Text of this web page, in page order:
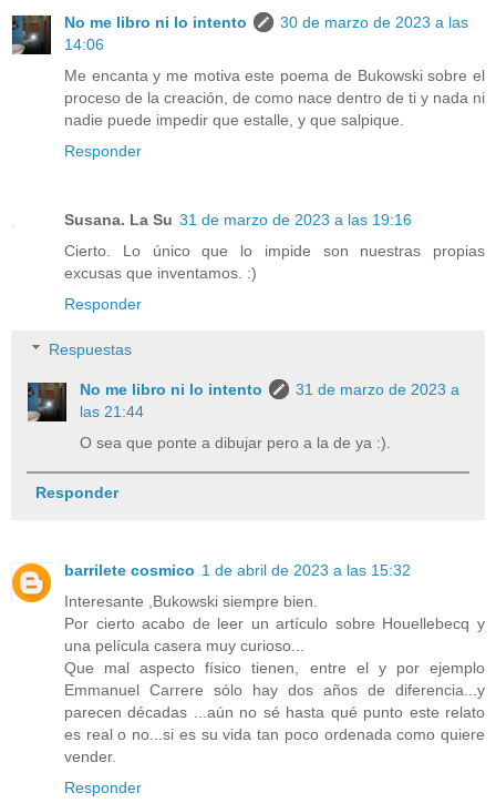
No me libro ni lo intento
30 de marzo de 2023 a las
14:06
Me encanta y me motiva este poema de Bukowski sobre el
proceso de la creación, de como nace dentro de ti y nada ni
nadie puede impedir que estalle, y que salpique.
Responder
Susana. La Su 31 de marzo de 2023 a las 19:16
Cierto. Lo único que lo impide son nuestras propias
excusas que inventamos. :)
Responder
Respuestas
No me libro ni lo intento
31 de marzo de 2023 a
las 21:44
O sea que ponte a dibujar pero a la de ya :).
Responder
barrilete cosmico 1 de abril de 2023 a las 15:32
Interesante ,Bukowski siempre bien.
Por cierto acabo de leer un artículo sobre Houellebecq y
una película casera muy curioso...
Que mal aspecto físico tienen, entre el y por ejemplo
Emmanuel Carrere sólo hay dos años de diferencia...y
parecen décadas ...aún no sé hasta qué punto este relato
es real o no...si es su vida tan poco ordenada como quiere
vender.
Responder